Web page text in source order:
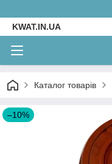
KWAT.IN.UA
Каталог товарів
–10%